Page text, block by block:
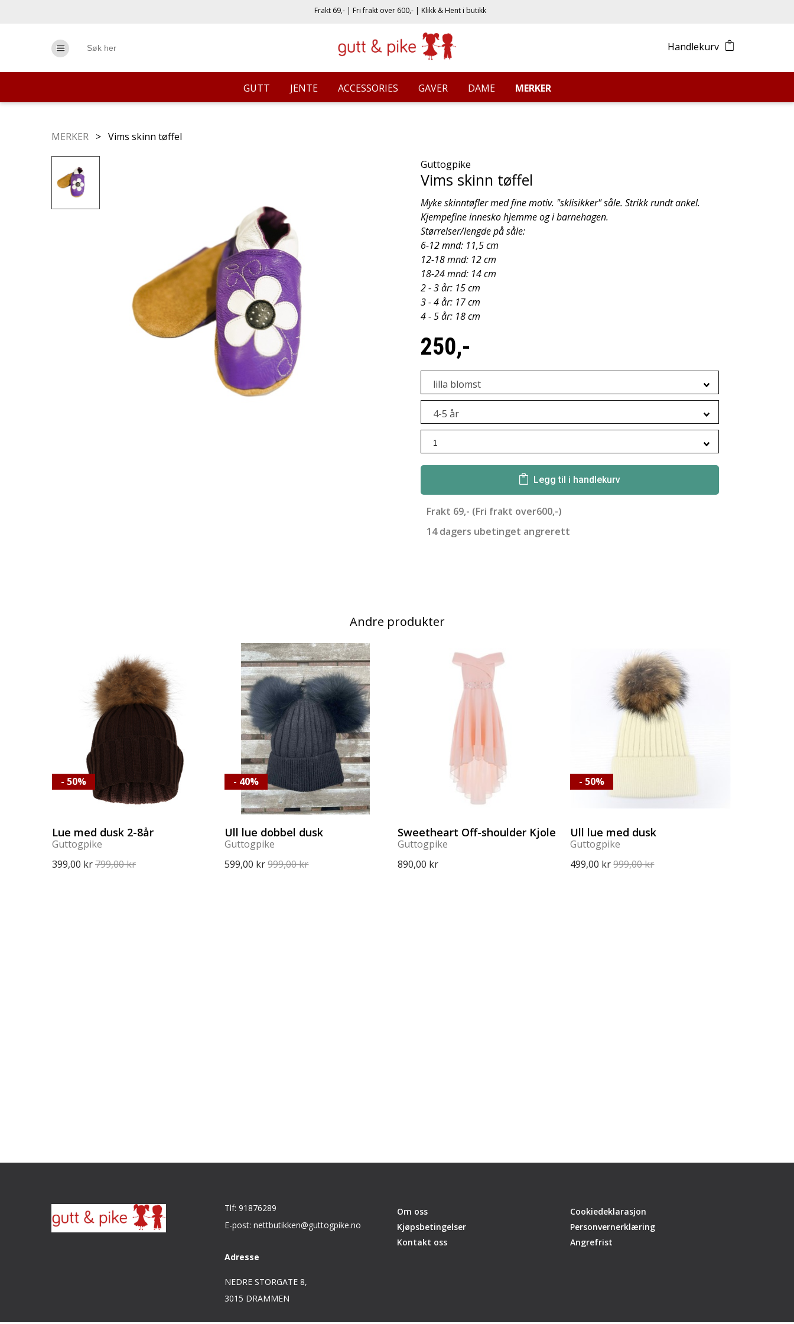
Frakt 69,- | Fri frakt over 600,- | Klikk & Hent i butikk
GUTT JENTE ACCESSORIES GAVER DAME MERKER
Handlekurv
MERKER > Vims skinn tøffel
Guttogpike
Vims skinn tøffel
Myke skinntøfler med fine motiv. "sklisikker" såle. Strikk rundt ankel.
Kjempefine innesko hjemme og i barnehagen.
Størrelser/lengde på såle:
6-12 mnd: 11,5 cm
12-18 mnd: 12 cm
18-24 mnd: 14 cm
2 - 3 år: 15 cm
3 - 4 år: 17 cm
4 - 5 år: 18 cm
250,-
lilla blomst
4-5 år
Legg til i handlekurv
Frakt 69,- (Fri frakt over600,-)
14 dagers ubetinget angrerett
Andre produkter
Lue med dusk 2-8år
Guttogpike
399,00 kr799,00 kr
- 50%
Ull lue dobbel dusk
Guttogpike
599,00 kr 999,00 kr
- 40%
Sweetheart Off-shoulder Kjole
Guttogpike
890,00 kr
Ull lue med dusk
Guttogpike
499,00 kr 999,00 kr
- 50%
Tlf: 91876289
E-post: nettbutikken@guttogpike.no
Adresse
NEDRE STORGATE 8,
3015 DRAMMEN
Om oss
Kjøpsbetingelser
Kontakt oss
Cookiedeklarasjon
Personvernerklæring
Angrefrist